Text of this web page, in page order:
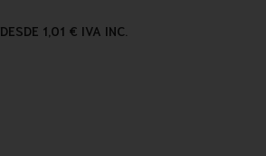
DESDE 1,01 € IVA INC.